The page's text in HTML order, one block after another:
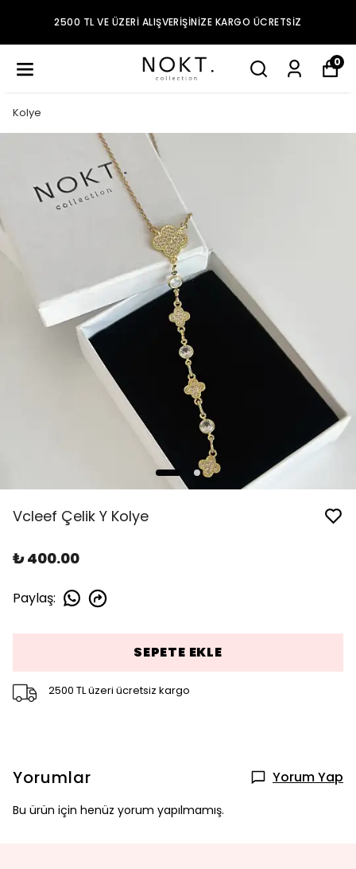
2500 TL VE ÜZERI ALIŞVERIŞINIZE KARGO ÜCRETSIZ
0
Kolye
Vcleef Çelik Y Kolye
₺ 400.00
Paylaş:
SEPETE EKLE
2500 TL üzeri ücretsiz kargo
Yorumlar Yorum Yap
Bu ürün için henüz yorum yapılmamış.